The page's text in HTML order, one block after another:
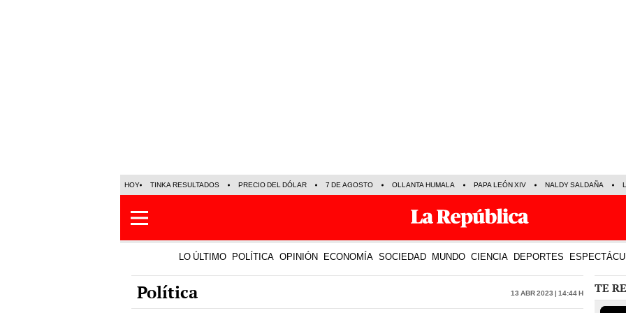
HOY TINKA RESULTADOS PRECIO DEL DÓLAR 7 DE AGOSTO OLLANTA HUMALA PAPA LEÓN XIV NALDY SALDAÑA
LO ÚLTIMO POLÍTICA OPINIÓN ECONOMÍA SOCIEDAD MUNDO CIENCIA DEPORTES
Política 13 Abr 2023 | 14:44 h TE